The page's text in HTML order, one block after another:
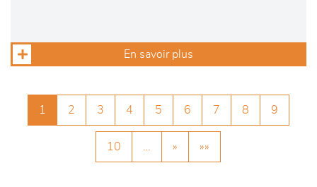
En savoir plus
1 2 3 4 5 6 7 8 9
10 » »»